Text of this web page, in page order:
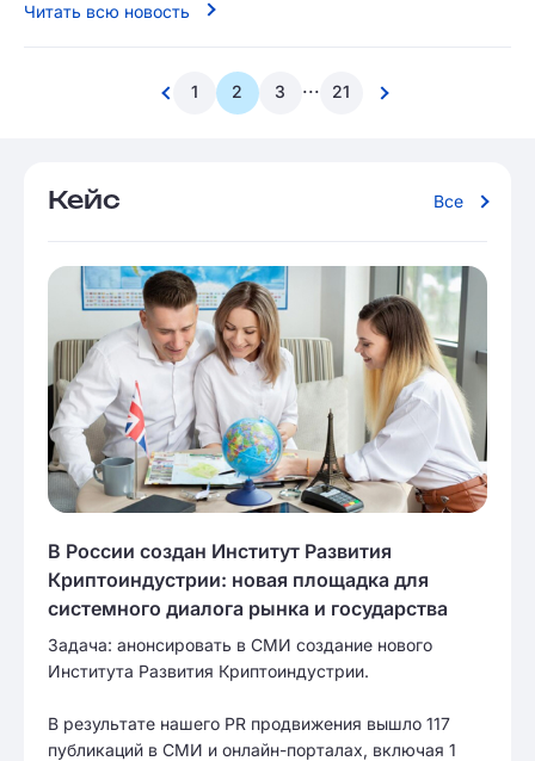
Читать всю новость
1 2 3 ... 21
Кейс Все
В России создан Институт Развития
Криптоиндустрии: новая площадка для
системного диалога рынка и государства
Задача: анонсировать в СМИ создание нового
Института Развития Криптоиндустрии.
В результате нашего PR продвижения вышло 117
публикаций в СМИ и онлайн-порталах, включая 1